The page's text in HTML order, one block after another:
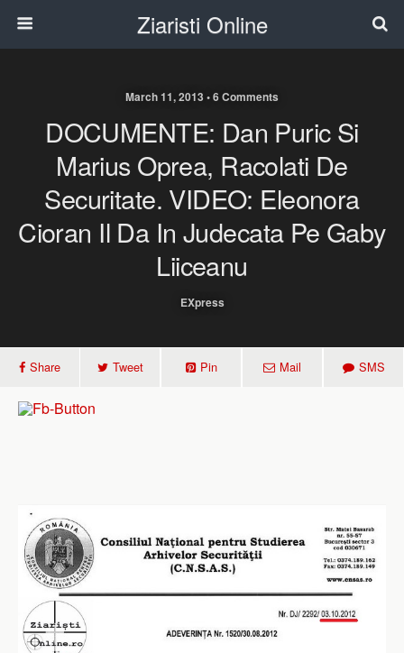
Ziaristi Online
March 11, 2013 • 6 Comments
DOCUMENTE: Dan Puric Si
Marius Oprea, Racolati De
Securitate. VIDEO: Eleonora
Cioran Il Da In Judecata Pe Gaby
Liiceanu
EXpress
Share Tweet Pin Mail SMS